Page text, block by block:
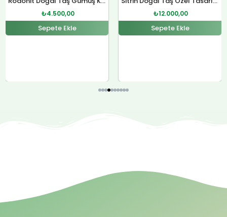
₺4.500,00
Sepete Ekle